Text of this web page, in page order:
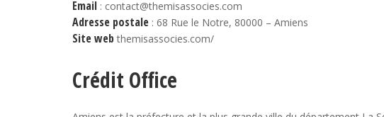
Email : contact@themisassocies.com
Adresse postale : 68 Rue le Notre, 80000 – Amiens
Site webthemisassocies.com/
Crédit Office